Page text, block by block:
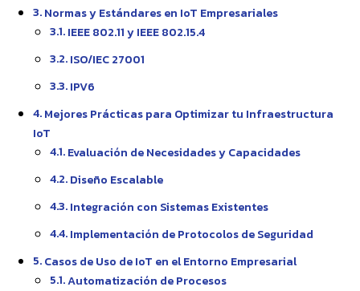
Normas y Estándares en IoT Empresariales
IEEE 802.11 y IEEE 802.15.4
ISO/IEC 27001
IPV6
Mejores Prácticas para Optimizar tu Infraestructura
IoT
Evaluación de Necesidades y Capacidades
Diseño Escalable
Integración con Sistemas Existentes
Implementación de Protocolos de Seguridad
Casos de Uso de IoT en el Entorno Empresarial
Automatización de Procesos